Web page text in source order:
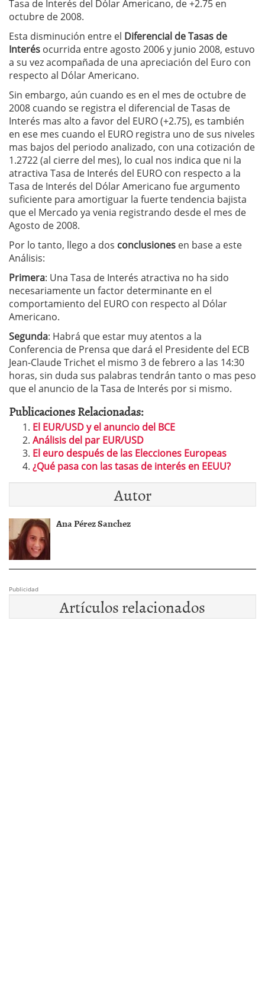
Tasa de Interés del Dólar Americano, de +2.75 en
octubre de 2008.
Esta disminución entre el Diferencial de Tasas de
Interés ocurrida entre agosto 2006 y junio 2008, estuvo
a su vez acompañada de una apreciación del Euro con
respecto al Dólar Americano.
Sin embargo, aún cuando es en el mes de octubre de
2008 cuando se registra el diferencial de Tasas de
Interés mas alto a favor del EURO (+2.75), es también
en ese mes cuando el EURO registra uno de sus niveles
mas bajos del periodo analizado, con una cotización de
1.2722 (al cierre del mes), lo cual nos indica que ni la
atractiva Tasa de Interés del EURO con respecto a la
Tasa de Interés del Dólar Americano fue argumento
suficiente para amortiguar la fuerte tendencia bajista
que el Mercado ya venia registrando desde el mes de
Agosto de 2008.
Por lo tanto, llego a dos conclusiones en base a este
Análisis:
Primera: Una Tasa de Interés atractiva no ha sido
necesariamente un factor determinante en el
comportamiento del EURO con respecto al Dólar
Americano.
Segunda: Habrá que estar muy atentos a la
Conferencia de Prensa que dará el Presidente del ECB
Jean-Claude Trichet el mismo 3 de febrero a las 14:30
horas, sin duda sus palabras tendrán tanto o mas peso
que el anuncio de la Tasa de Interés por si mismo.
Publicaciones Relacionadas:
El EUR/USD y el anuncio del BCE
Análisis del par EUR/USD
El euro después de las Elecciones Europeas
¿Qué pasa con las tasas de interés en EEUU?
Autor
Ana Pérez Sanchez
Publicidad
Artículos relacionados